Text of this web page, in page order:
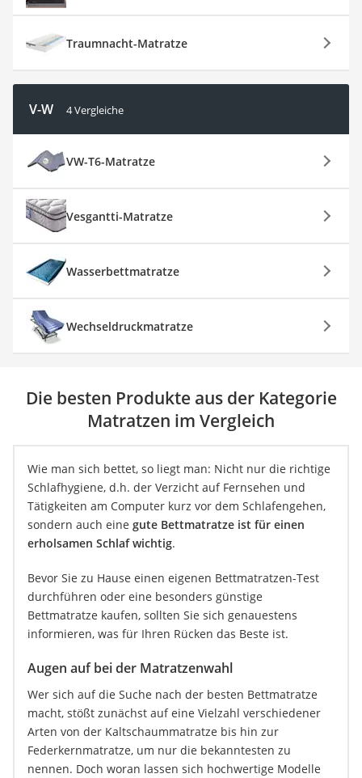
Traumnacht-Matratze
V-W 4 Vergleiche
VW-T6-Matratze
Vesgantti-Matratze
Wasserbettmatratze
Wechseldruckmatratze
Die besten Produkte aus der Kategorie
Matratzen im Vergleich
Wie man sich bettet, so liegt man: Nicht nur die richtige
Schlafhygiene, d.h. der Verzicht auf Fernsehen und
Tätigkeiten am Computer kurz vor dem Schlafengehen,
sondern auch eine gute Bettmatratze ist für einen
erholsamen Schlaf wichtig.
Bevor Sie zu Hause einen eigenen Bettmatratzen-Test
durchführen oder eine besonders günstige
Bettmatratze kaufen, sollten Sie sich genauestens
informieren, was für Ihren Rücken das Beste ist.
Augen auf bei der Matratzenwahl
Wer sich auf die Suche nach der besten Bettmatratze
macht, stößt zunächst auf eine Vielzahl verschiedener
Arten von der Kaltschaummatratze bis hin zur
Federkernmatratze, um nur die bekanntesten zu
nennen. Doch woran lassen sich hochwertige Modelle